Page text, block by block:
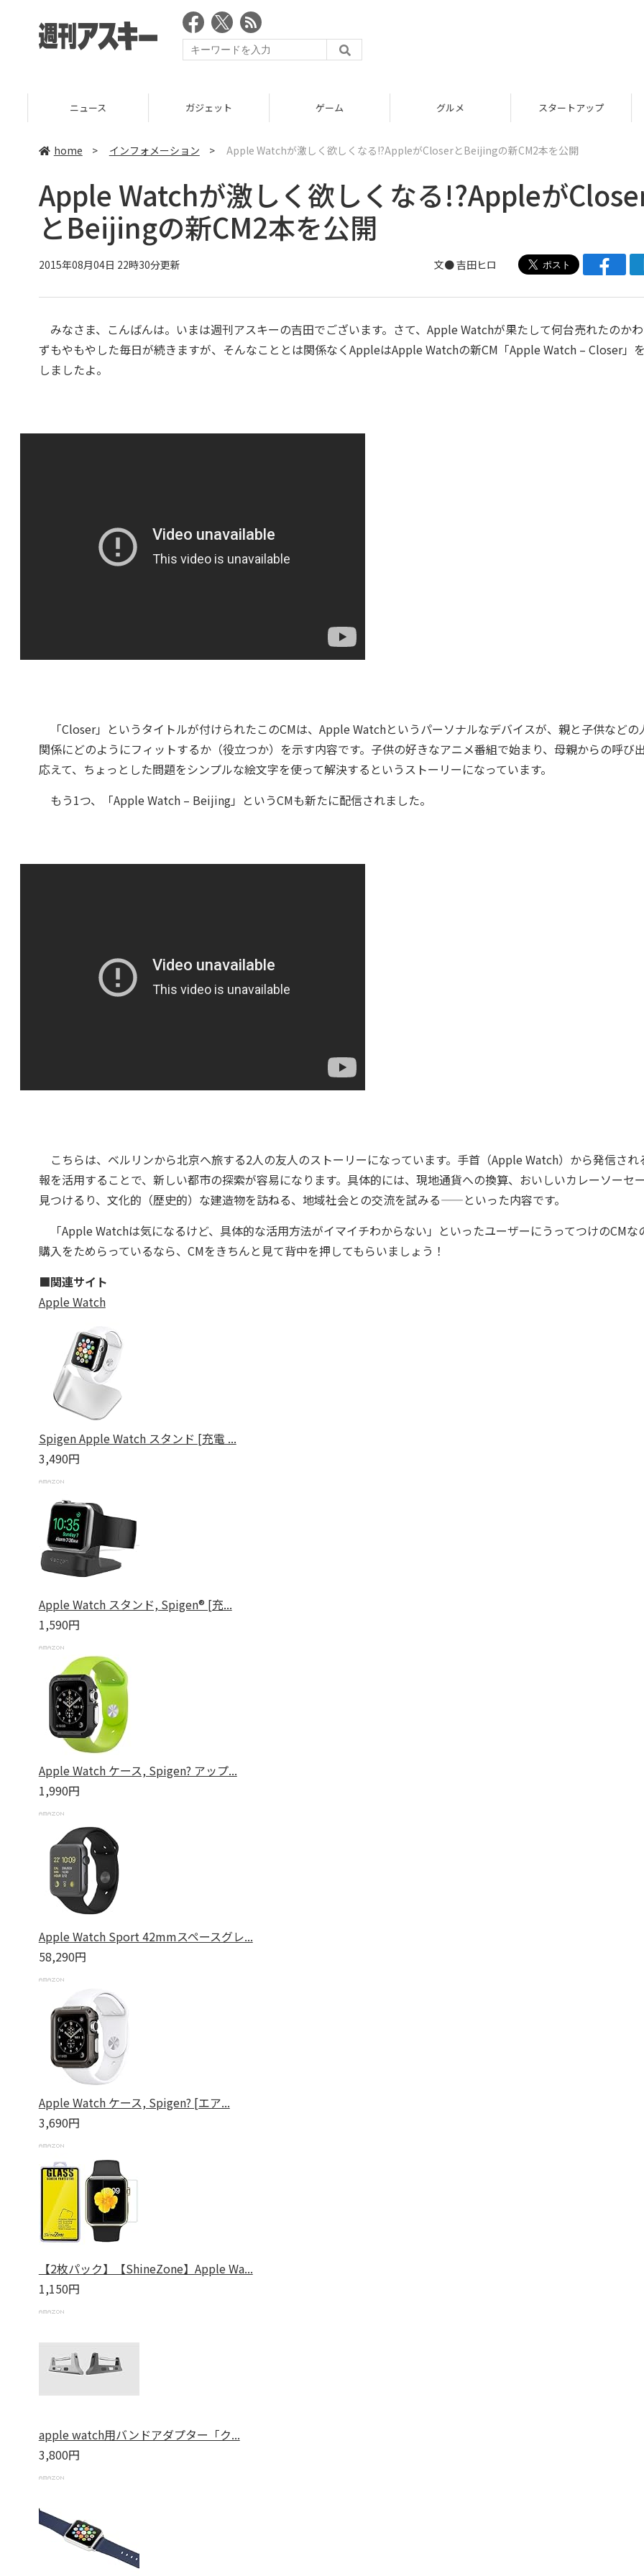
ニュース ガジェット スタートアップ
home > インフォメーション > Apple Watchが激しく欲しくなる!?AppleがCloserとBeijingの新CM2本を公開
Apple Watchが激しく欲しくなる!?Appleが
とBeijingの新CM2本を公開
2015年08月04日 22時30分更新 文●吉田ヒロ
みなさま、こんばんは。いまは週刊アスキーの吉田でございます。さて、Apple Watchが果たして何台売れたのか
ずもやもやした毎日が続きますが、そんなこととは関係なくAppleはApple Watchの新CM「Apple Watch – Closer」
しましたよ。
「Closer」というタイトルが付けられたこのCMは、Apple Watchというパーソナルなデバイスが、親と子供などの
関係にどのようにフィットするか（役立つか）を示す内容です。子供の好きなアニメ番組で始まり、母親からの呼び
応えて、ちょっとした問題をシンプルな絵文字を使って解決するというストーリーになっています。
もう1つ、「Apple Watch – Beijing」というCMも新たに配信されました。
こちらは、ベルリンから北京へ旅する2人の友人のストーリーになっています。手首（Apple Watch）から発信され
報を活用することで、新しい都市の探索が容易になります。具体的には、現地通貨への換算、おいしいカレーソーセ
見つけるり、文化的（歴史的）な建造物を訪ねる、地域社会との交流を試みる——といった内容です。
「Apple Watchは気になるけど、具体的な活用方法がイマイチわからない」といったユーザーにうってつけのCMな
購入をためらっているなら、CMをきちんと見て背中を押してもらいましょう！
■関連サイト
Apple Watch
Spigen Apple Watch スタンド [充電 ...
3,490円
Apple Watch スタンド, Spigen® [充...
1,590円
Apple Watch ケース, Spigen? アップ...
1,990円
Apple Watch Sport 42mmスペースグレ...
58,290円
Apple Watch ケース, Spigen? [エア...
3,690円
【2枚パック】【ShineZone】Apple Wa...
1,150円
apple watch用バンドアダプター「ク...
3,800円